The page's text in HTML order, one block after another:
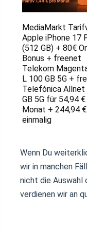
MediaMarkt
Apple iPhone 17
(512 GB) + 80€
Bonus + freenet
Telekom
L 100 GB 5G +
Telefónica Allnet
GB 5G für 54,94
Monat + 244,94 €
einmalig
Wenn Du
wir in manchen
nicht die Auswahl
verdienen wir an